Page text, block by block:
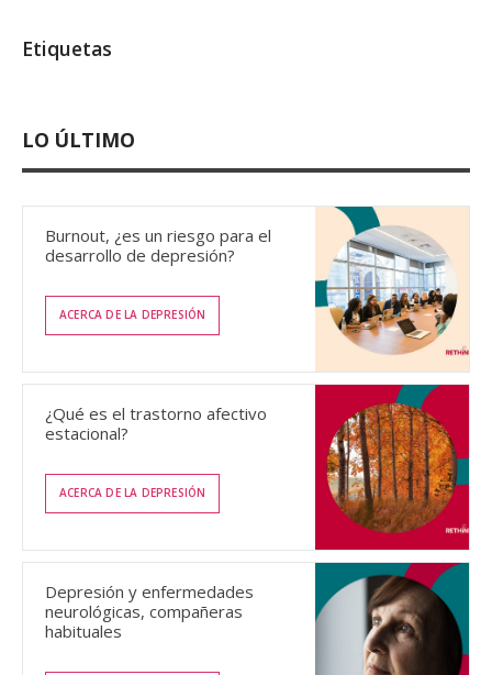
Etiquetas
LO ÚLTIMO
Burnout, ¿es un riesgo para el
desarrollo de depresión?
ACERCA DE LA DEPRESIÓN
¿Qué es el trastorno afectivo
estacional?
ACERCA DE LA DEPRESIÓN
Depresión y enfermedades
neurológicas, compañeras
habituales